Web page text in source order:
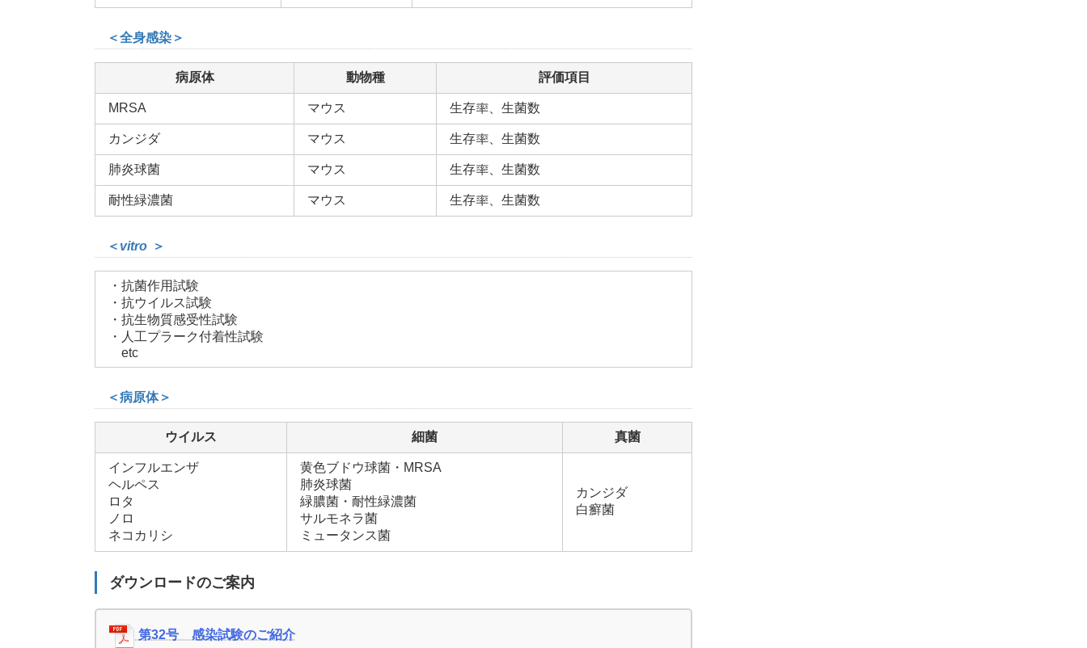
＜全身感染＞
病原体 動物種 評価項目
MRSA マウス 生存率、生菌数
カンジダ マウス 生存率、生菌数
肺炎球菌 マウス 生存率、生菌数
耐性緑濃菌 マウス 生存率、生菌数
＜ vitro ＞
・抗菌作用試験
・抗ウイルス試験
・抗生物質感受性試験
・人工プラーク付着性試験
etc
＜病原体＞
ウイルス 細菌 真菌
インフルエンザ
ヘルペス
ロタ
ノロ
ネコカリシ
黄色ブドウ球菌・MRSA
肺炎球菌
緑膿菌・耐性緑濃菌
サルモネラ菌
ミュータンス菌
カンジダ
白癬菌
ダウンロードのご案内
第32号 感染試験のご紹介